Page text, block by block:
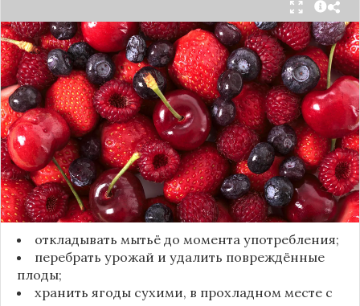
Мытьё ягод сразу после сбора может обернуться
полной потерей урожая. Как отмечает канал
«Сделай сам», на поверхности плодов есть
естественный восковой налёт, который играет
роль природного барьера. Он защищает ягоды
от пересыхания, бактерий и плесени. При
смывании этого слоя плоды быстро начинают
темнеть, покрываться налётом и терять вкус.
Чтобы ягоды сохранили свежесть, специалисты
рекомендуют:
откладывать мытьё до момента употребления;
перебрать урожай и удалить повреждённые
плоды;
хранить ягоды сухими, в прохладном месте с